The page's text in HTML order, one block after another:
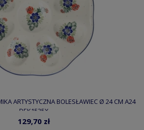
ARTYSTYCZNA BOLESŁAWIEC Ø 24 CM A24
DEK1535X
129,70 zł